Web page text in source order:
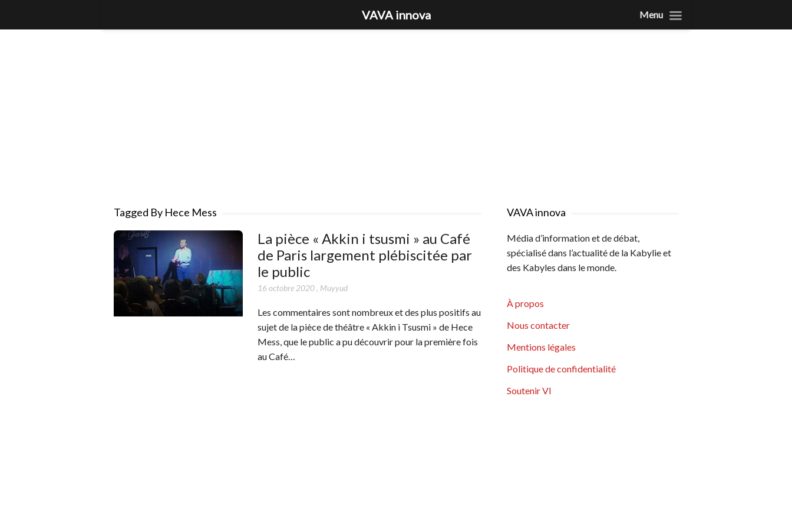
Tagged By Hece Mess
La pièce « Akkin i tsusmi » au Café
de Paris largement plébiscitée par
le public
16 octobre 2020, Muyyud
Les commentaires sont nombreux et des plus positifs au
sujet de la pièce de théâtre « Akkin i Tsusmi » de Hece
Mess, que le public a pu découvrir pour la première fois
au Café…
VAVA innova
Média d’information et de débat,
spécialisé dans l’actualité de la Kabylie et
des Kabyles dans le monde.
À propos
Nous contacter
Mentions légales
Politique de confidentialité
Soutenir VI
VAVA innova Menu